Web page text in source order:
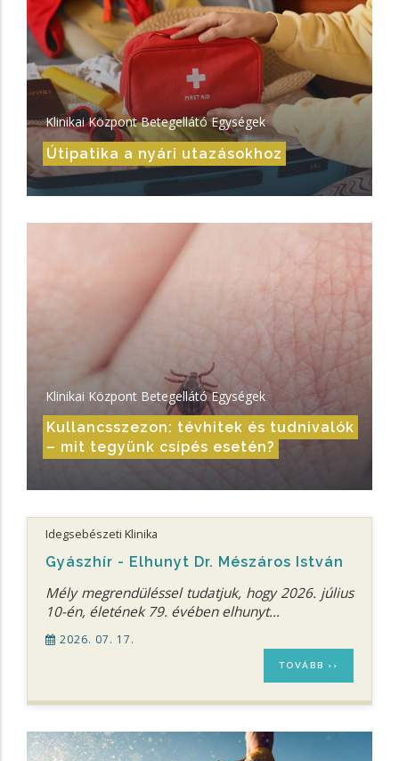
Klinikai Központ Betegellátó Egységek
Útipatika a nyári utazásokhoz
Klinikai Központ Betegellátó Egységek
Kullancsszezon: tévhitek és tudnivalók
– mit tegyünk csípés esetén?
Idegsebészeti Klinika
Gyászhír - Elhunyt Dr. Mészáros István
Mély megrendüléssel tudatjuk, hogy 2026. július
10-én, életének 79. évében elhunyt…
2026. 07. 17.
TOVÁBB ››